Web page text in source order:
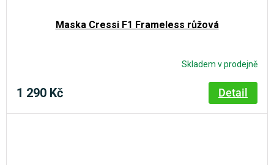
Maska Cressi F1 Frameless růžová
Skladem v prodejně
1 290 Kč Detail